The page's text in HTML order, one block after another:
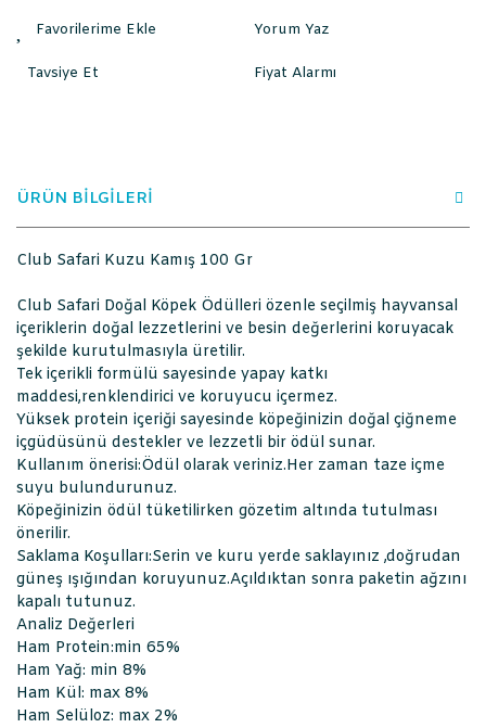
Yorum Yaz
Tavsiye Et Fiyat Alarmı
ÜRÜN BİLGİLERİ
Club Safari Kuzu Kamış 100 Gr
Club Safari Doğal Köpek Ödülleri özenle seçilmiş hayvansal
içeriklerin doğal lezzetlerini ve besin değerlerini koruyacak
şekilde kurutulmasıyla üretilir.
Tek içerikli formülü sayesinde yapay katkı
maddesi,renklendirici ve koruyucu içermez.
Yüksek protein içeriği sayesinde köpeğinizin doğal çiğneme
içgüdüsünü destekler ve lezzetli bir ödül sunar.
Kullanım önerisi:Ödül olarak veriniz.Her zaman taze içme
suyu bulundurunuz.
Köpeğinizin ödül tüketilirken gözetim altında tutulması
önerilir.
Saklama Koşulları:Serin ve kuru yerde saklayınız ,doğrudan
güneş ışığından koruyunuz.Açıldıktan sonra paketin ağzını
kapalı tutunuz.
Analiz Değerleri
Ham Protein:min 65%
Ham Yağ: min 8%
Ham Kül: max 8%
Ham Selüloz: max 2%